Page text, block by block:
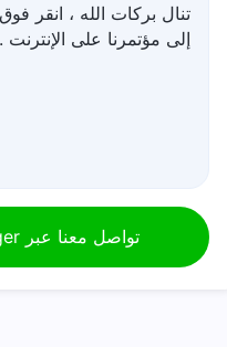
تنال بركات الله ، انقر
إلى مؤتمرنا على الإنترنت .
تواصل معنا عبر Messenger